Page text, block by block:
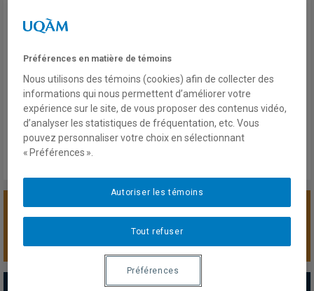
Radio
98,5 FM
Le Québec maintenant
Lundi 8 juin 2026
Lien externe
SOUTENIR LA CHAIRE
PARTENAIRES MAJEURS
Préférences en matière de témoins
Nous utilisons des témoins (cookies) afin de collecter des
informations qui nous permettent d’améliorer votre
expérience sur le site, de vous proposer des contenus vidéo,
d’analyser les statistiques de fréquentation, etc. Vous
pouvez personnaliser votre choix en sélectionnant
« Préférences ».
Tout refuser
Autoriser les témoins
Préférences